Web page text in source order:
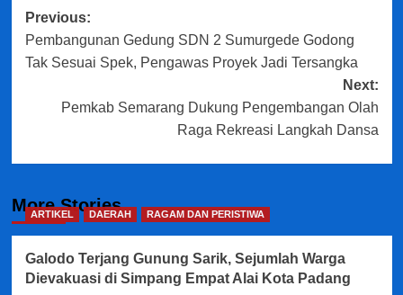
Post
navigation
Previous:
Pembangunan Gedung SDN 2 Sumurgede Godong
Tak Sesuai Spek, Pengawas Proyek Jadi Tersangka
Next:
Pemkab Semarang Dukung Pengembangan Olah
Raga Rekreasi Langkah Dansa
More Stories
ARTIKEL DAERAH RAGAM DAN PERISTIWA
Galodo Terjang Gunung Sarik, Sejumlah Warga
Dievakuasi di Simpang Empat Alai Kota Padang